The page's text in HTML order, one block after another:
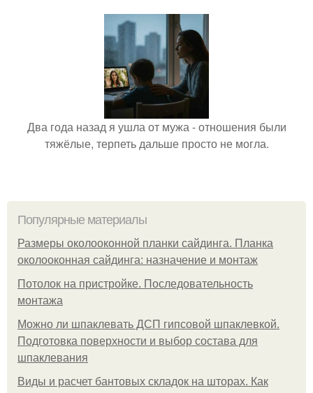
Два года назад я ушла от мужа - отношения были
тяжёлые, терпеть дальше просто не могла.
Популярные материалы
Размеры околооконной планки сайдинга. Планка
околооконная сайдинга: назначение и монтаж
Потолок на пристройке. Последовательность
монтажа
Можно ли шпаклевать ДСП гипсовой шпаклевкой.
Подготовка поверхности и выбор состава для
шпаклевания
Виды и расчет бантовых складок на шторах. Как